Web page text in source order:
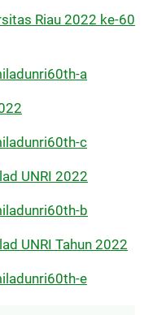
Riau 2022 ke-60
a
c
UNRI 2022
b
UNRI Tahun 2022
e